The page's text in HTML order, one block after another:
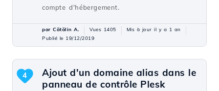
compte d'hébergement.
par Cătălin A. Vues 1405
Mis à jour il y a 1 an
Publié le 19/12/2019
Ajout d'un domaine alias dans le
panneau de contrôle Plesk
4